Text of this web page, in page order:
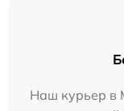
Наш курьер в